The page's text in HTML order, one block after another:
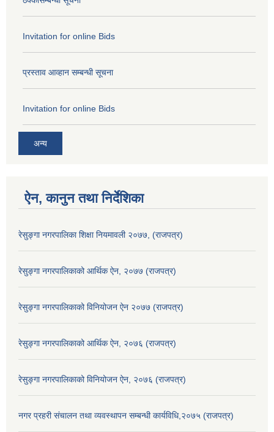
Invitation for online Bids
प्रस्ताव आव्हान सम्बन्धी सूचना
Invitation for online Bids
अन्य
ऐन, कानुन तथा निर्देशिका
रेसुङ्गा नगरपालिका शिक्षा नियमावली २०७७, (राजपत्र)
रेसुङ्गा नगरपालिकाको आर्थिक ऐन, २०७७ (राजपत्र)
रेसुङ्गा नगरपालिकाको विनियोजन ऐन २०७७ (राजपत्र)
रेसुङ्गा नगरपालिकाको आर्थिक ऐन, २०७६ (राजपत्र)
रेसुङ्गा नगरपालिकाको विनियोजन ऐन, २०७६ (राजपत्र)
नगर प्रहरी संचालन तथा व्यवस्थापन सम्बन्धी कार्यविधि,२०७५ (राजपत्र)